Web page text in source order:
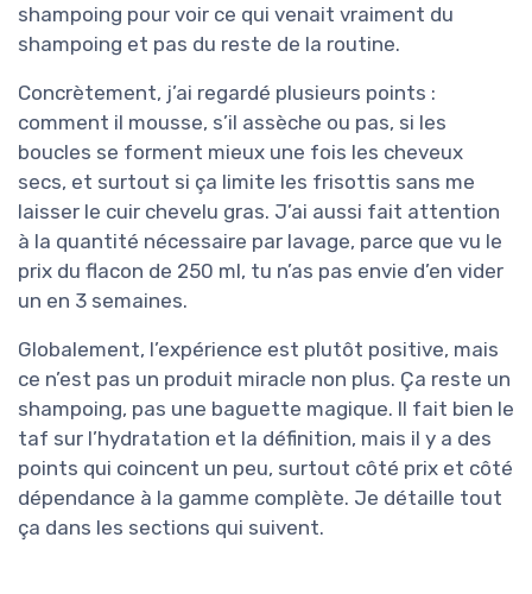
shampoing pour voir ce qui venait vraiment du
shampoing et pas du reste de la routine.
Concrètement, j’ai regardé plusieurs points :
comment il mousse, s’il assèche ou pas, si les
boucles se forment mieux une fois les cheveux
secs, et surtout si ça limite les frisottis sans me
laisser le cuir chevelu gras. J’ai aussi fait attention
à la quantité nécessaire par lavage, parce que vu le
prix du flacon de 250 ml, tu n’as pas envie d’en vider
un en 3 semaines.
Globalement, l’expérience est plutôt positive, mais
ce n’est pas un produit miracle non plus. Ça reste un
shampoing, pas une baguette magique. Il fait bien le
taf sur l’hydratation et la définition, mais il y a des
points qui coincent un peu, surtout côté prix et côté
dépendance à la gamme complète. Je détaille tout
ça dans les sections qui suivent.